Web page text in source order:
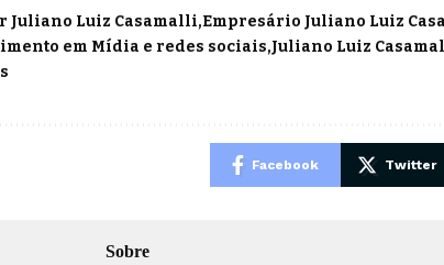
Juliano Luiz Casamalli Empresário Juliano Luiz
em Mídia e redes sociais Juliano Luiz
Facebook Twitter
Sobre